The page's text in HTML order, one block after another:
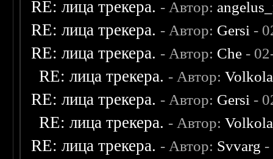
RE: лица трекера. - Автор:
RE: лица трекера. - Автор: Gersi -
RE: лица трекера. - Автор: Che -
RE: лица трекера. - Автор:
RE: лица трекера. - Автор: Gersi -
RE: лица трекера. - Автор:
RE: лица трекера. - Автор: Svvarg -